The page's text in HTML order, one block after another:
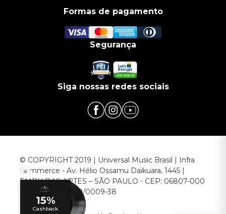
Formas de pagamento
Segurança
Siga nossas redes sociais
© COPYRIGHT 2019 | Universal Music Brasil | Infra
Commerce - Av. Hélio Ossamu Daikuara, 1445 |
EMBU DAS ARTES – SÃO PAULO - CEP: 06807-000
CNPJ: 00.952.789/0009-38